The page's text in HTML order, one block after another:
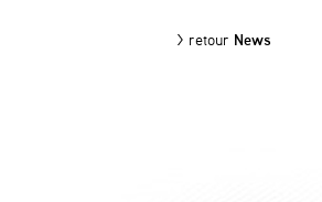
> retour News